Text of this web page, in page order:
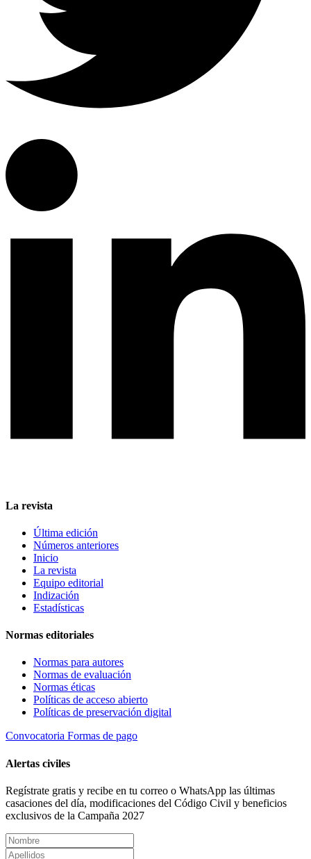
La revista
Última edición
Números anteriores
Inicio
La revista
Equipo editorial
Indización
Estadísticas
Normas editoriales
Normas para autores
Normas de evaluación
Normas éticas
Políticas de acceso abierto
Políticas de preservación digital
Convocatoria Formas de pago
Alertas civiles
Regístrate gratis y recibe en tu correo o WhatsApp las últimas
casaciones del día, modificaciones del Código Civil y beneficios
exclusivos de la Campaña 2027